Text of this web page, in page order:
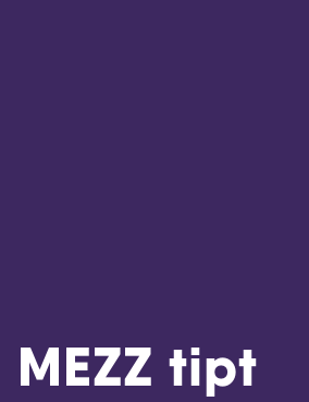
MEZZ tipt